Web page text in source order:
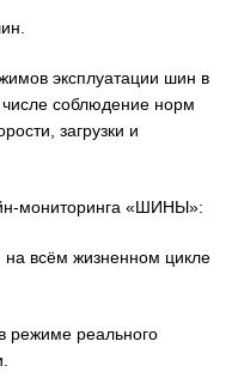
эксплуатации шин в
соблюдение норм
загрузки и
мониторинга «ШИНЫ»:
всём жизненном цикле
реального